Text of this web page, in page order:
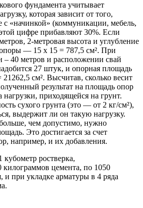
фундамента учитывает
которая зависит от того,
с «начинкой» (коммуникации, мебель,
цифре прибавляют 30%. Если
2-метровая высота и углубление
— 15 х 15 = 787,5 см². При
– 40 метров и расположении свай
27 штук, и опорная площадь
21262,5 см². Высчитав, сколько весит
результат на площадь опор
приходящейся на грунт.
сухого грунта (это — от 2 кг/см²),
выдержит ли он такую нагрузку.
чем допустимо, нужно
Это достигается за счет
например, и их добавления.
кубометр ростверка,
килограммов цемента, по 1050
при укладке арматуры в 4 ряда